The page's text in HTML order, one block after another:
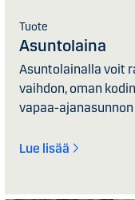
Tuote
Asuntolaina
Asuntolainalla voit
vaihdon, oman
vapaa-
Lue lisää